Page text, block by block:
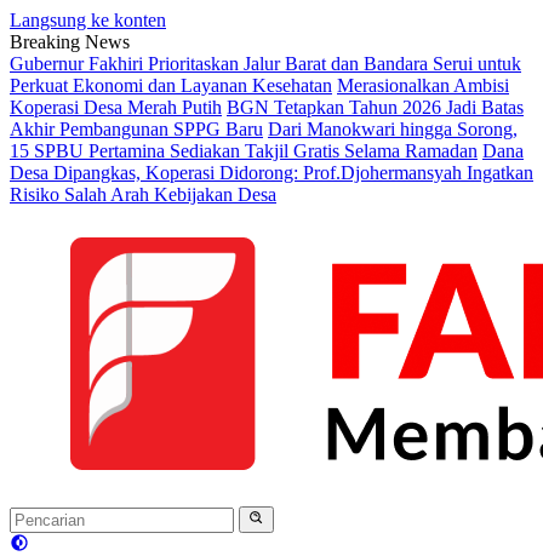
Langsung ke konten
Breaking News
Gubernur Fakhiri Prioritaskan Jalur Barat dan Bandara Serui untuk
Perkuat Ekonomi dan Layanan Kesehatan Merasionalkan Ambisi
Koperasi Desa Merah Putih BGN Tetapkan Tahun 2026 Jadi Batas
Akhir Pembangunan SPPG Baru Dari Manokwari hingga Sorong,
15 SPBU Pertamina Sediakan Takjil Gratis Selama Ramadan Dana
Desa Dipangkas, Koperasi Didorong: Prof.Djohermansyah Ingatkan
Risiko Salah Arah Kebijakan Desa